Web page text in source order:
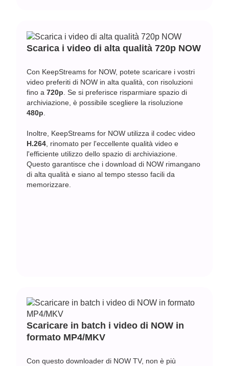
Scarica i video di alta qualità 720p NOW
Con KeepStreams for NOW, potete scaricare i vostri
video preferiti di NOW in alta qualità, con risoluzioni
fino a720p . Se si preferisce risparmiare spazio di
archiviazione, è possibile scegliere la risoluzione
480p
Inoltre, KeepStreams for NOW utilizza il codec video
H.264 , rinomato per l'eccellente qualità video e
l'efficiente utilizzo dello spazio di archiviazione.
Questo garantisce che i download di NOW rimangano
di alta qualità e siano al tempo stesso facili da
memorizzare.
Scaricare in batch i video di NOW in
formato MP4/MKV
Con questo downloader di NOW TV, non è più